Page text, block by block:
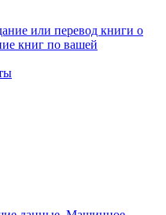
или перевод книги о
книг по вашей